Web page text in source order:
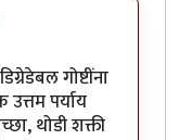
गोष्टींना
पर्याय
थोडी शक्ती